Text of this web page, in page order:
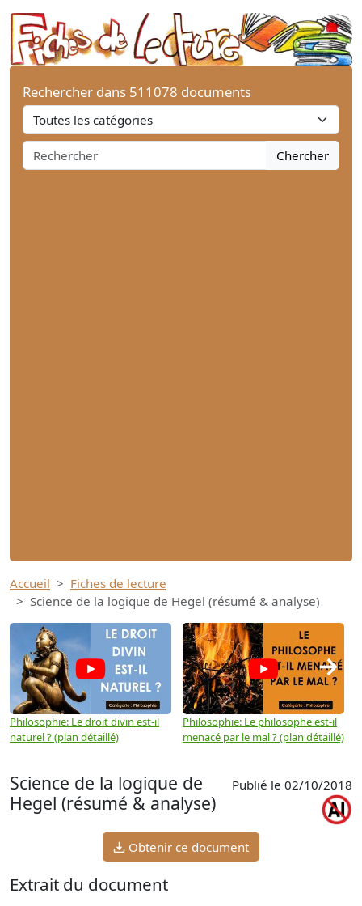
Rechercher dans 511078 documents
Chercher
Accueil
Fiches de lecture
Science de la logique de Hegel (résumé & analyse)
Philosophie: Le droit divin est-il
naturel ? (plan détaillé)
Philosophie: Le philosophe est-il
menacé par le mal ? (plan détaillé)
→
Science de la logique de
Hegel (résumé & analyse)
Publié le 02/10/2018
Obtenir ce document
Extrait du document